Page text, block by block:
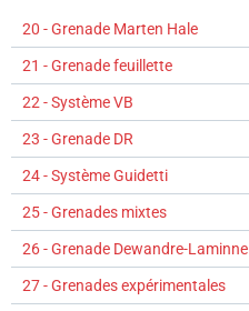
20 - Grenade Marten Hale
21 - Grenade feuillette
22 - Système VB
23 - Grenade DR
24 - Système Guidetti
25 - Grenades mixtes
26 - Grenade Dewandre-Laminne
27 - Grenades expérimentales